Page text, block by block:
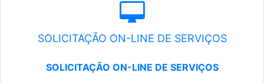
SOLICITAÇÃO ON-LINE DE SERVIÇOS
SOLICITAÇÃO ON-LINE DE SERVIÇOS